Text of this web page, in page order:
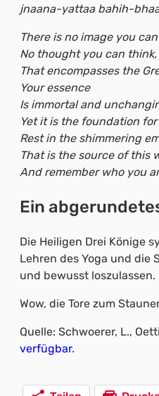
jnaana-yattaa bahih-
There is no image you
No thought you can think,
That encompasses the
Your essence
Is immortal and
Yet it is the foundation
Rest in the shimmering
That is the source of this
And remember who you
Ein
Die Heiligen Drei Könige
Lehren des Yoga und die
und bewusst
Wow, die Tore zum
Quelle: Schwoerer, L.,
verfügbar.